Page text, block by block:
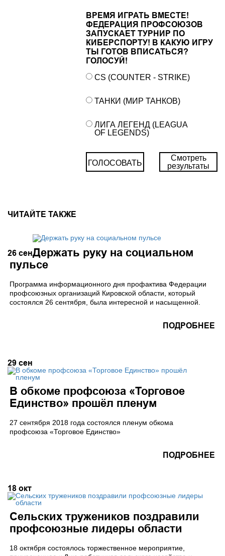
ВРЕМЯ ИГРАТЬ ВМЕСТЕ!
ФЕДЕРАЦИЯ ПРОФСОЮЗОВ
ЗАПУСКАЕТ ТУРНИР ПО
КИБЕРСПОРТУ! В КАКУЮ ИГРУ
ТЫ ГОТОВ ВПИСАТЬСЯ?
ГОЛОСУЙ!
CS (COUNTER - STRIKE)
ТАНКИ (МИР ТАНКОВ)
ЛИГА ЛЕГЕНД (LEAGUA
OF LEGENDS)
ГОЛОСОВАТЬ
Смотреть
результаты
ЧИТАЙТЕ ТАКЖЕ
26 сенДержать руку на социальном
пульсе
Программа информационного дня профактива Федерации
профсоюзных организаций Кировской области, который
состоялся 26 сентября, была интересной и насыщенной.
ПОДРОБНЕЕ
29 сен
В обкоме профсоюза «Торговое
Единство» прошёл пленум
27 сентября 2018 года состоялся пленум обкома
профсоюза «Торговое Единство»
ПОДРОБНЕЕ
18 окт
Сельских тружеников поздравили
профсоюзные лидеры области
18 октября состоялось торжественное мероприятие,